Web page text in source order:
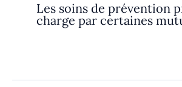
Les soins de prévention
charge par certaines